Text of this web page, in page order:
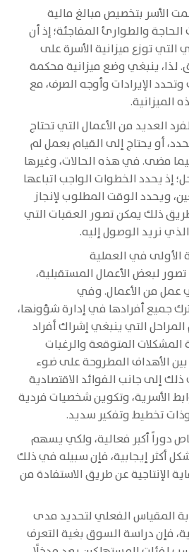
الأسر بتخصيص مبالغ مالية
الحاجة والطوارئ المفاجئة؛ إذ أن
التي توزع ميزانية الأسرة على
لذا، ينبغي وضع ميزانية محكمة
وتحدد الإيرادات وأوجه الصرف، مع
الميزانية.
العديد من الأعمال التي تحتاج
أو يحتاج إلى القيام بعمل لم
مضى. في هذه الحالات، وغيرها
إذ يحدد الخطوات الواجب اتباعها
ويحدد الوقت المطلوب لإنجاز
ذلك يمكن تصور العقبات التي
نريد الوصول إليه.
الأولى في العملية
لبعض الأعمال المستقبلية،
من الأعمال. وفي
جميع أفرادها في إدارة شؤونها،
التي ينبغي إشراك أفراد
المشكلات المتوقعة والرغبات
الأهداف المطروحة على ضوء
إلى جانب الفوائد الاقتصادية
الأسرية، وتكوين شخصيات فردية
تخطيط وتفكير سديد.
دوراً أكبر فعالية، ولكي يسهم
أكثر إيجابية، فإن سبيله في ذلك
الإنتاجية عن طريق الاستفادة من
المقياس الفعلي لتحديد مدى
فإن دراسة السوق بغية التعرف